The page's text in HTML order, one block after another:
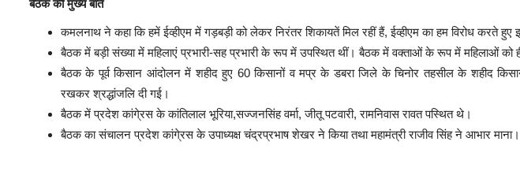
बैठक की मुख्य बातें
कमलनाथ ने कहा कि हमें ईव्हीएम में गड़बड़ी को लेकर निरंतर शिकायतें मिल रहीं हैं, ईव्हीएम का हम विरोध करते
बैठक में बड़ी संख्या में महिलाएं प्रभारी-सह प्रभारी के रूप में उपस्थित थीं। बैठक में वक्ताओं के रूप में महिलाओं को
बैठक के पूर्व किसान आंदोलन में शहीद हुए 60 किसानों व मप्र के डबरा जिले के चिनोर तहसील के शहीद
रखकर श्रद्धांजलि दी गई।
बैठक में प्रदेश कांगे्रस के कांतिलाल भूरिया,सज्जनसिंह वर्मा, जीतू पटवारी, रामनिवास रावत पस्थित थे।
बैठक का संचालन प्रदेश कांगे्रस के उपाध्यक्ष चंद्रप्रभाष शेखर ने किया तथा महामंत्री राजीव सिंह ने आभार माना।